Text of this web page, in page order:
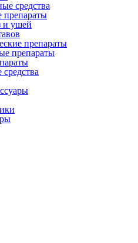
средства
препараты
и ушей
препараты
препараты